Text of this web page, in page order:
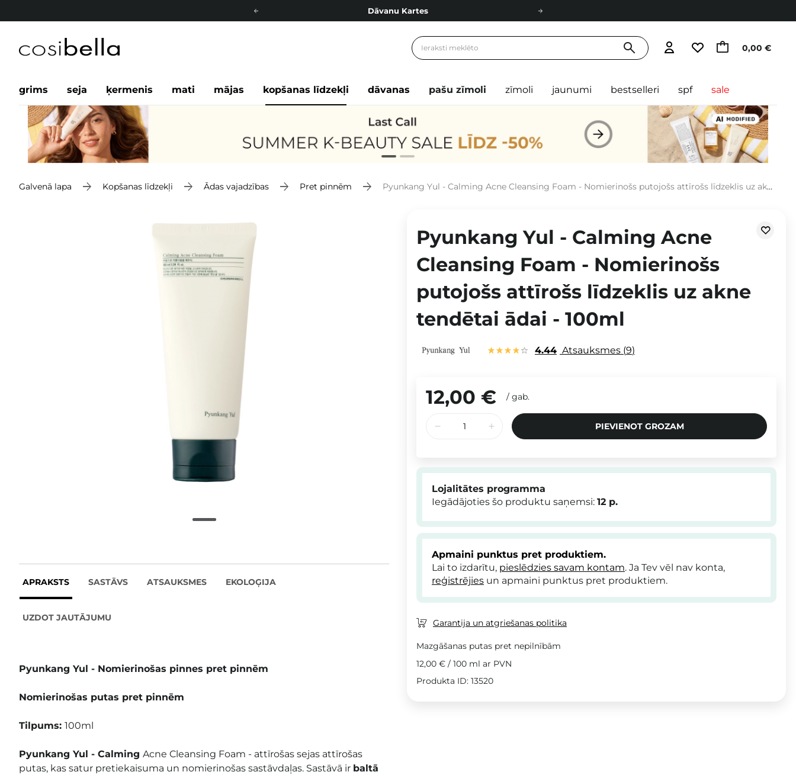
Dāvanu Kartes
Bezmaskas piegāde no 49,00 € 0,00 €
grims seja ķermenis mati mājas kopšanas līdzekļi dāvanas pašu zīmoli zīmoli jaunumi bestselleri spf sale
Galvenā lapa Kopšanas līdzekļi Ādas vajadzības Pret pinnēm Pyunkang Yul - Calming Acne Cleansing Foam - Nomierinošs putojošs attīrošs līdzeklis uz akne tendētai ādai - 100ml
APRAKSTS SASTĀVS ATSAUKSMES EKOLOĢIJA
UZDOT JAUTĀJUMU
Pyunkang Yul - Nomierinošas pinnes pret pinnēm
Nomierinošas putas pret pinnēm
Tilpums: 100ml
Pyunkang Yul - Calming Acne Cleansing Foam - attīrošas sejas attīrošas
putas, kas satur pretiekaisuma un nomierinošas sastāvdaļas. Sastāvā ir baltā
Pyunkang Yul - Calming Acne
Cleansing Foam - Nomierinošs
putojošs attīrošs līdzeklis uz akne
tendētai ādai - 100ml
4.44 Atsauksmes 9
12,00 € / gab.
PIEVIENOT GROZAM
Lojalitātes programma
Iegādājoties šo produktu saņemsi: 12 p.
Apmaini punktus pret produktiem.
Lai to izdarītu, pieslēdzies savam kontam. Ja Tev vēl nav konta,
reģistrējies un apmaini punktus pret produktiem.
Garantija un atgriešanas politika
Mazgāšanas putas pret nepilnībām
12,00 € / 100 ml ar PVN
Produkta ID: 13520